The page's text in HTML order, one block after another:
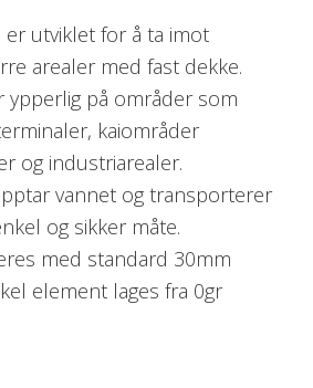
er utviklet for å ta imot
arealer med fast dekke.
ypperlig på områder som
kaiområder
og industriarealer.
vannet og transporterer
og sikker måte.
med standard 30mm
element lages fra 0gr